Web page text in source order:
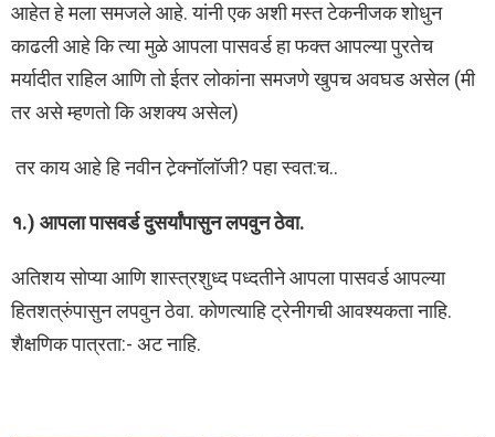
आहेत हे मला समजले आहे. यांनी एक अशी मस्त टेकनीजक शोधुन
काढली आहे कि त्या मुळे आपला पासवर्ड हा फक्त आपल्या पुरतेच
मर्यादीत राहिल आणि तो ईतर लोकांना समजणे खुपच अवघड असेल (मी
तर असे म्हणतो कि अशक्य असेल)
तर काय आहे हि नवीन टे़क्नॉलॉजी? पहा स्वत:च..
१.) आपला पासवर्ड दुसर्यांपासुन लपवुन ठेवा.
अतिशय सोप्या आणि शास्त्रशुध्द पध्दतीने आपला पासवर्ड आपल्या
हितशत्रुंपासुन लपवुन ठेवा. कोणत्याहि ट्रेनीगची आवश्यकता नाहि.
शैक्षणिक पात्रता:- अट नाहि.